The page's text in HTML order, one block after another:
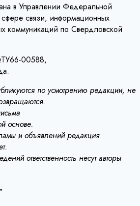
в Управлении Федеральной
связи, информационных
коммуникаций по Свердловской
00588,
по усмотрению редакции, не
основе.
и объявлений редакция
ответственность несут авторы